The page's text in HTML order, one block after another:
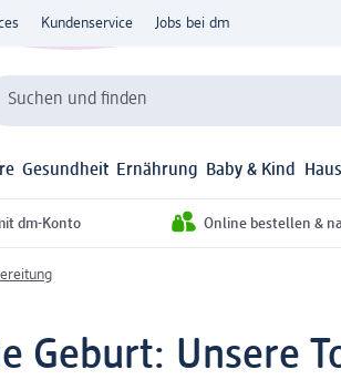
Kundenservice Jobs bei dm
Suchen und finden
Gesundheit Ernährung Baby & Kind
dm-Konto Online bestellen &
Geburt: Unsere